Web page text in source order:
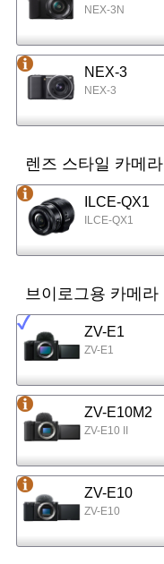
NEX-3N
NEX-3
NEX-3
렌즈 스타일 카메라
ILCE-QX1
ILCE-QX1
브이로그용 카메라
ZV-E1
ZV-E1
ZV-E10M2
ZV-E10 II
ZV-E10
ZV-E10